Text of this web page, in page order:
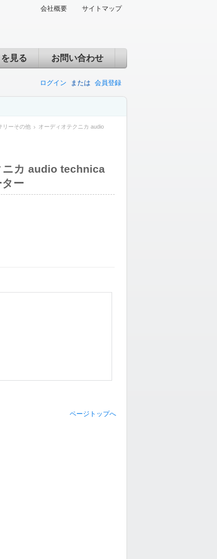
会社概要 サイトマップ
見る お問い合わせ
ログイン または 会員登録
リーその他
オーディオテクニカ audio
ニカ audio technica
ー
ページトップへ